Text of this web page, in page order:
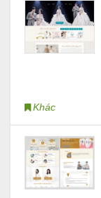
Khác